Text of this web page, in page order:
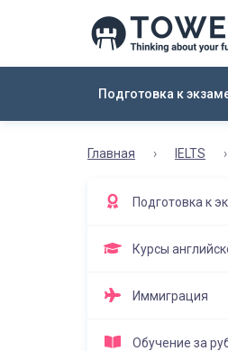
Подготовка к
Главная › IELTS ›
Подготовка к
Курсы
Иммиграция
Обучение за